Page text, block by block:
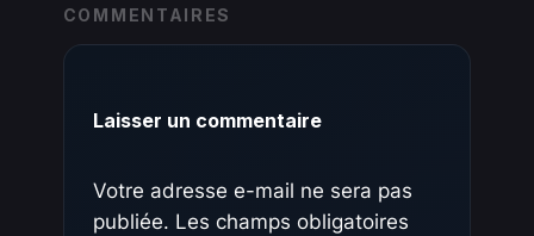
COMMENTAIRES
Laisser un commentaire
Votre adresse e-mail ne sera pas
publiée. Les champs obligatoires